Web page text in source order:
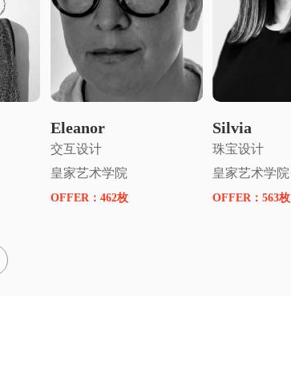
Eleanor
交互设计
皇家艺术学院
OFFER： 462枚
Silvia
珠宝设计
皇家艺术学院
OFFER： 563枚